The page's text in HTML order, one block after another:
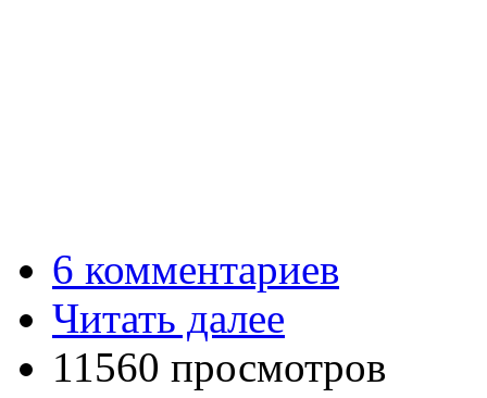
6 комментариев
Читать далее
11560 просмотров